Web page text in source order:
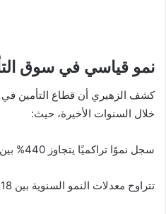
نمو قياسي في سوق
كشف الزهيري أن قطاع التأمين
خلال السنوات الأخيرة، حيث:
سجل نموًا تراكميًا يتجاوز 440% بين 2017 و2025
تتراوح معدلات النمو السنوية بين 18% و22%